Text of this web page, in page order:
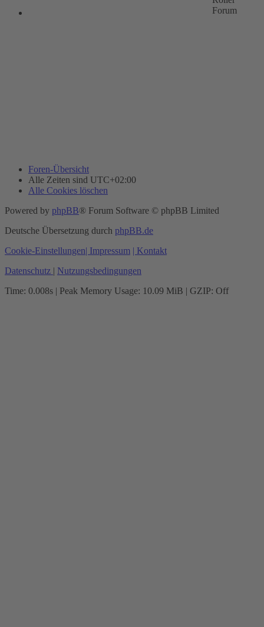
Forum
Foren-Übersicht
Alle Zeiten sind UTC+02:00
Alle Cookies löschen
Powered by phpBB® Forum Software © phpBB Limited
Deutsche Übersetzung durch phpBB.de
Cookie-Einstellungen| Impressum | Kontakt
Datenschutz | Nutzungsbedingungen
Time: 0.008s | Peak Memory Usage: 10.09 MiB | GZIP: Off